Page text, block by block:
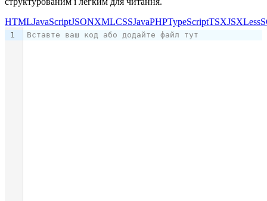
HTMLJavaScriptJSONXMLCSSJavaPHPTypeScriptTSXJSXLess
1 Вставте ваш код або додайте файл тут